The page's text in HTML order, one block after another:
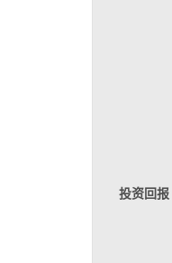
投资回报